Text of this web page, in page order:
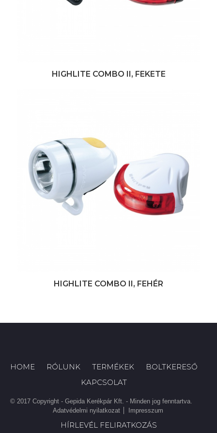
HIGHLITE COMBO II, FEKETE
HIGHLITE COMBO II, FEHÉR
HOME RÓLUNK TERMÉKEK
BOLTKERESŐ
KAPCSOLAT
© 2017 Copyright - Gepida Kerékpár Kft. - Minden jog fenntartva.
Adatvédelmi nyilatkozat
Impresszum
HÍRLEVÉL FELIRATKOZÁS